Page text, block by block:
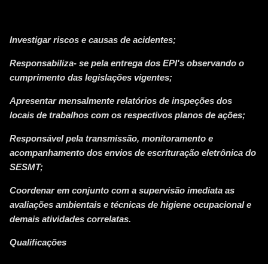
Investigar riscos e causas de acidentes;
Responsabiliza- se pela entrega dos EPI's observando o
cumprimento das legislações vigentes;
Apresentar mensalmente relatórios de inspeções dos
locais de trabalhos com os respectivos planos de ações;
Responsável pela transmissão, monitoramento e
acompanhamento dos envios de escrituração eletrônica do
SESMT;
Coordenar em conjunto com a supervisão imediata as
avaliações ambientais e técnicas de higiene ocupacional e
demais atividades correlatas.
Qualificações